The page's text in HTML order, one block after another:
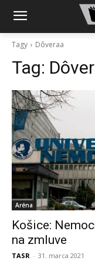
Tagy Dôveraa
Tag:
Aréna
Košice:
na zmluve
TASR - 31. marca 2021